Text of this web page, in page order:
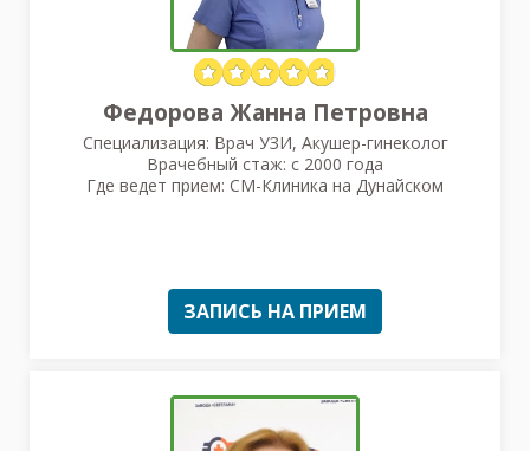
Федорова Жанна Петровна
Специализация: Врач УЗИ, Акушер-гинеколог
Врачебный стаж: с 2000 года
Где ведет прием: СМ-Клиника на Дунайском
ЗАПИСЬ НА ПРИЕМ